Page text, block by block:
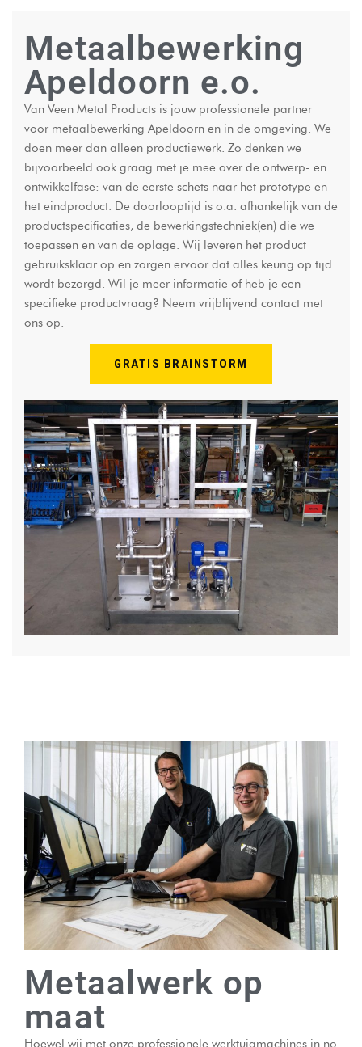
Metaalbewerking
Apeldoorn e.o.
Van Veen Metal Products is jouw professionele partner
voor metaalbewerking Apeldoorn en in de omgeving. We
doen meer dan alleen productiewerk. Zo denken we
bijvoorbeeld ook graag met je mee over de ontwerp- en
ontwikkelfase: van de eerste schets naar het prototype en
het eindproduct. De doorlooptijd is o.a. afhankelijk van de
productspecificaties, de bewerkingstechniek(en) die we
toepassen en van de oplage. Wij leveren het product
gebruiksklaar op en zorgen ervoor dat alles keurig op tijd
wordt bezorgd. Wil je meer informatie of heb je een
specifieke productvraag? Neem vrijblijvend contact met
ons op.
GRATIS BRAINSTORM
Metaalwerk op
maat
Hoewel wij met onze professionele werktuigmachines in no